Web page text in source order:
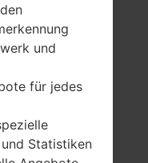
Li-Ion
1700 mAh
April, 2013
und
für jedes
Statistiken